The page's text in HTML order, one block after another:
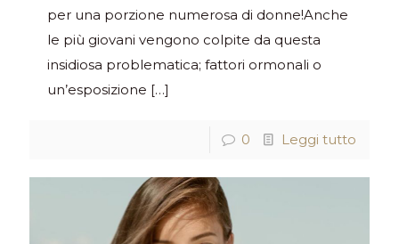
per una porzione numerosa di donne!Anche
le più giovani vengono colpite da questa
insidiosa problematica; fattori ormonali o
un’esposizione […]
0 Leggi tutto